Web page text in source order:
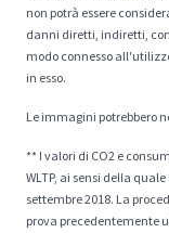
non potrà essere
danni diretti, indiretti,
modo connesso
in esso.
Le immagini potrebbero
** I valori di CO2 e
WLTP, ai sensi della
settembre 2018. La
prova precedentemente